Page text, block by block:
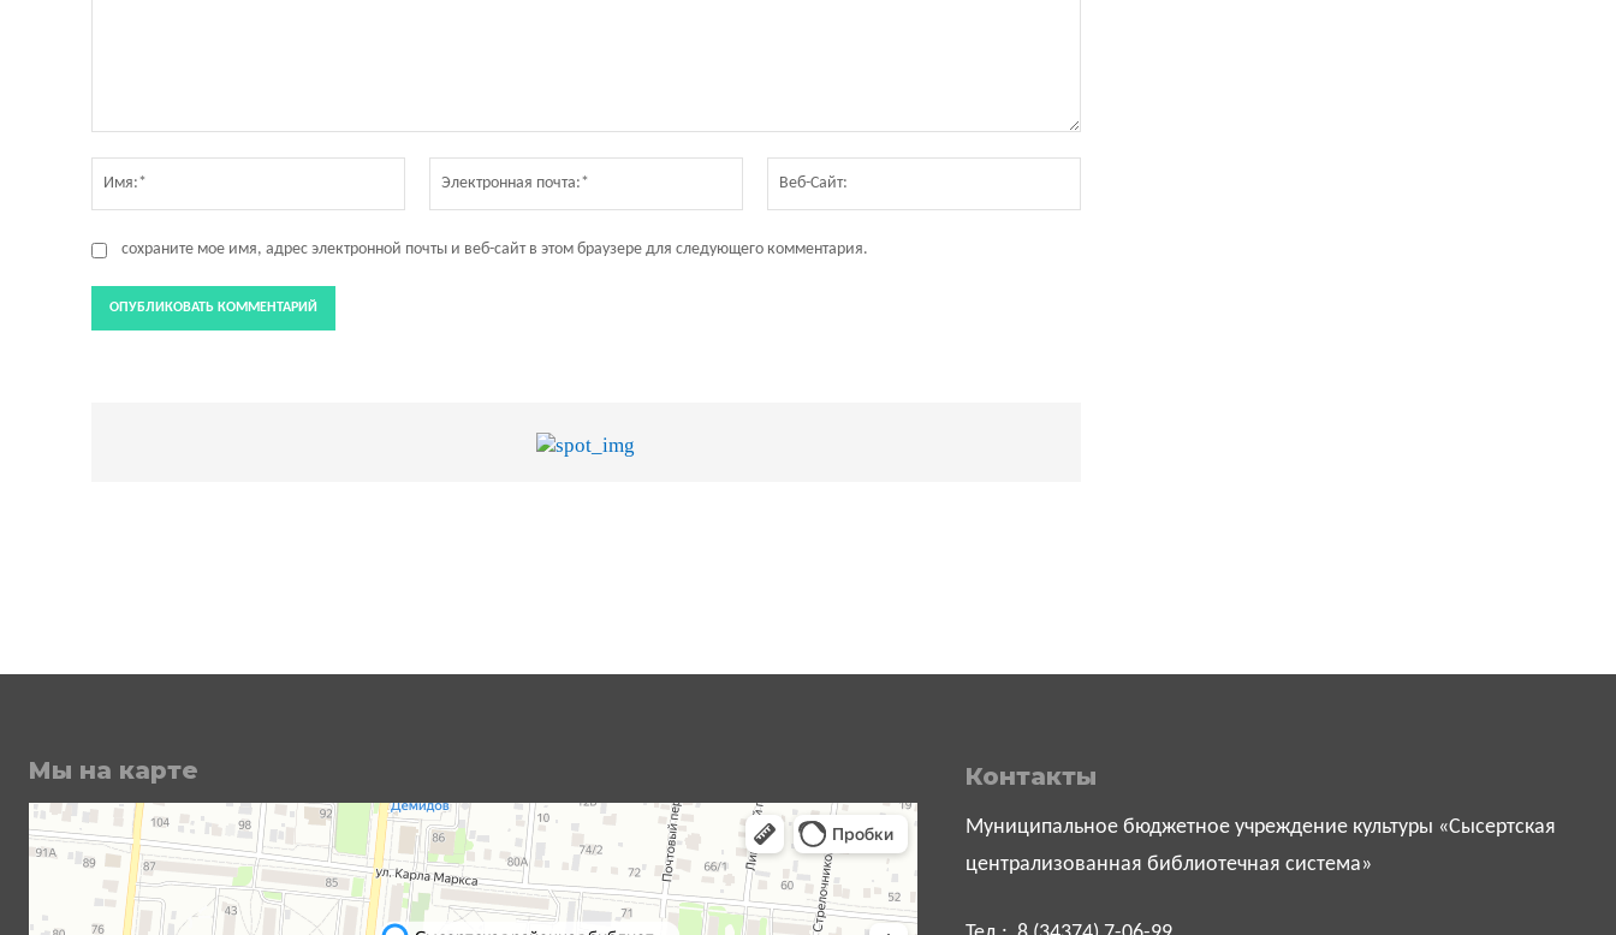
почта:*
сохраните мое имя, адрес электронной почты и веб-сайт в этом браузере для следующего комментария.
Мы на карте Контакты
Муниципальное бюджетное учреждение культуры «Сысертская
централизованная библиотечная система»